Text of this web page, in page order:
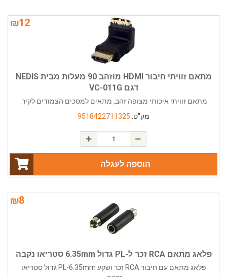
₪12
מתאם זוויתי חיבור HDMI מוזהב 90 מעלות מבית NEDIS
דגם VC-011G
מתאם זוויתי איכותי מצופה זהב, מתאים למסכים הצמודים לקיר.
מק"ט: 9518422711325
הוספה לעגלה
₪8
פלאג מתאם RCA זכר ל-PL גדול 6.35mm סטריאו נקבה
פלאג מתאם עם חיבור RCA זכר ושקע PL-6.35mm גדול סטריאו